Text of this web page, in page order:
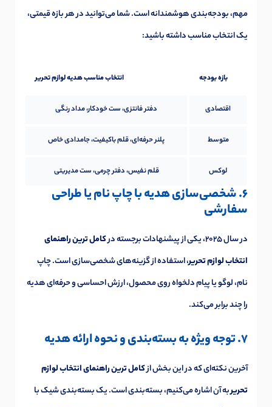
مهم، بودجه‌بندی هوشمندانه است. شما می‌توانید در هر بازه قیمتی،
یک انتخاب مناسب داشته باشید:
بازه بودجه انتخاب مناسب هدیه لوازم تحریر
اقتصادی دفتر فانتزی، ست خودکار، مداد رنگی
متوسط پلنر حرفه‌ای، قلم باکیفیت، جامدادی خاص
لوکس قلم نفیس، دفتر چرمی، ست مدیریتی
6. شخصی‌سازی هدیه با چاپ نام یا طراحی
سفارشی
در سال 2025، یکی از پیشنهادات برجسته در
کامل ترین راهنمای
انتخاب لوازم تحریر، استفاده از گزینه‌های شخصی‌سازی است. چاپ
نام، لوگو یا پیام دلخواه روی محصول، ارزش احساسی و حرفه‌ای هدیه
را چند برابر می‌کند.
7. توجه ویژه به بسته‌بندی و نحوه ارائه هدیه
آخرین نکته‌ای که در این بخش ازکامل ترین راهنمای انتخاب لوازم
تحریربه آن اشاره می‌کنیم، بسته‌بندی است. یک بسته‌بندی شیک با